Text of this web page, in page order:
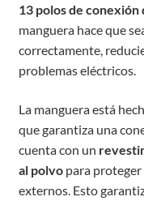
13 polos de
manguera hace que
correctamente,
problemas eléctricos.
La manguera está
que garantiza una
cuenta con un
al polvopara proteger
externos. Esto